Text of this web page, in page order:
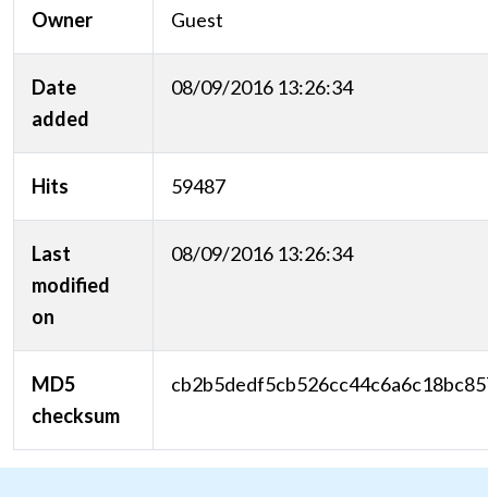
Owner Guest
Date
added
08/09/2016 13:26:34
Hits 59487
Last
modified
on
08/09/2016 13:26:34
MD5
checksum